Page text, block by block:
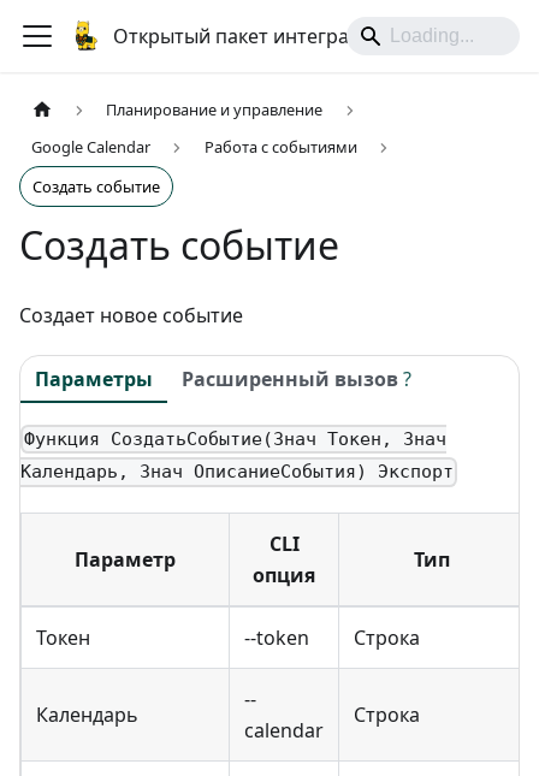
Открытый пакет интеграций
Планирование и управление
Google Calendar
Работа с событиями
Создать событие
Создать событие
Создает новое событие
Параметры Расширенный вызов?
Функция СоздатьСобытие(Знач Токен, Знач
Календарь, Знач ОписаниеСобытия) Экспорт
Параметр
CLI
опция
Тип
Токен --token Строка
Календарь
--
calendar
Строка